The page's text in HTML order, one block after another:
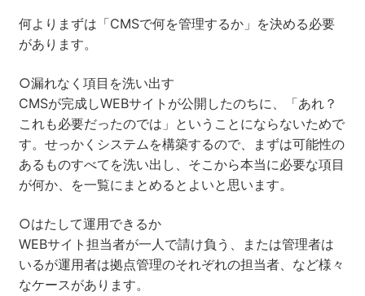
何よりまずは「CMSで何を管理するか」を決める必要
があります。
○漏れなく項目を洗い出す
CMSが完成しWEBサイトが公開したのちに、「あれ？
これも必要だったのでは」ということにならないためで
す。せっかくシステムを構築するので、まずは可能性の
あるものすべてを洗い出し、そこから本当に必要な項目
が何か、を一覧にまとめるとよいと思います。
○はたして運用できるか
WEBサイト担当者が一人で請け負う、または管理者は
いるが運用者は拠点管理のそれぞれの担当者、など様々
なケースがあります。